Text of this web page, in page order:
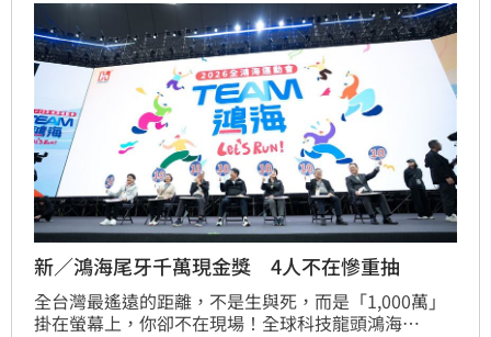
新／鴻海尾牙千萬現金獎 4人不在慘重抽
全台灣最遙遠的距離，不是生與死，而是「1,000萬」
掛在螢幕上，你卻不在現場！全球科技龍頭鴻海